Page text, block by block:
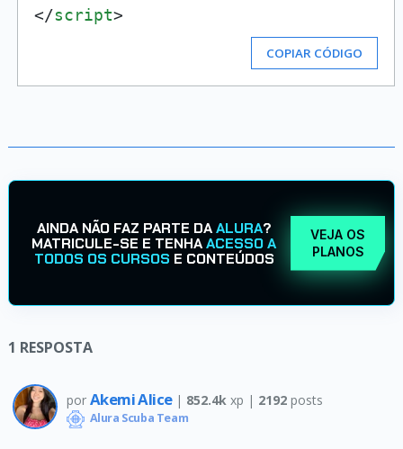
</script>
COPIAR CÓDIGO
AINDA NÃO FAZ PARTE DAALURA?
MATRICULE-SE E TENHAACESSO A
TODOS OS CURSOS E CONTEÚDOS
VEJA OS
PLANOS
1 RESPOSTA
por Akemi Alice | 852.4k xp | 2192posts
Alura Scuba Team